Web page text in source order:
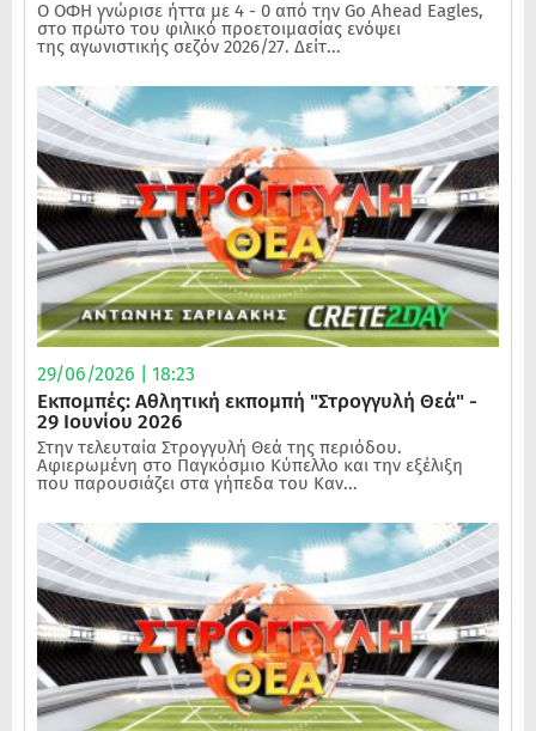
Ο ΟΦΗ γνώρισε ήττα με 4 - 0 από την Go Ahead Eagles,
στο πρώτο του φιλικό προετοιμασίας ενόψει
της αγωνιστικής σεζόν 2026/27. Δείτ...
29/06/2026 | 18:23
Εκπομπές: Αθλητική εκπομπή "Στρογγυλή Θεά" -
29 Ιουνίου 2026
Στην τελευταία Στρογγυλή Θεά της περιόδου.
Αφιερωμένη στο Παγκόσμιο Κύπελλο και την εξέλιξη
που παρουσιάζει στα γήπεδα του Καν...